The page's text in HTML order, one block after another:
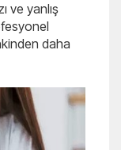
ve yanlış
daha